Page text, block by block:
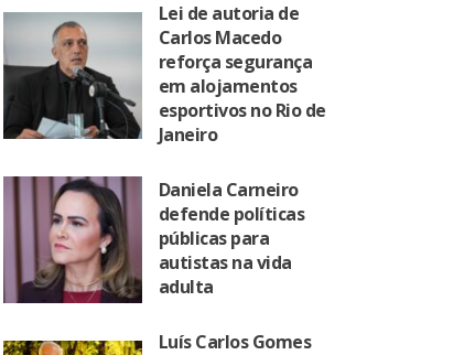
Lei de autoria de
Carlos Macedo
reforça segurança
em alojamentos
esportivos no Rio de
Janeiro
Daniela Carneiro
defende políticas
públicas para
autistas na vida
adulta
Luís Carlos Gomes